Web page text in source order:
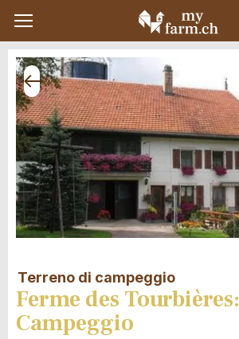
Terreno di campeggio
Ferme des Tourbières:
Campeggio